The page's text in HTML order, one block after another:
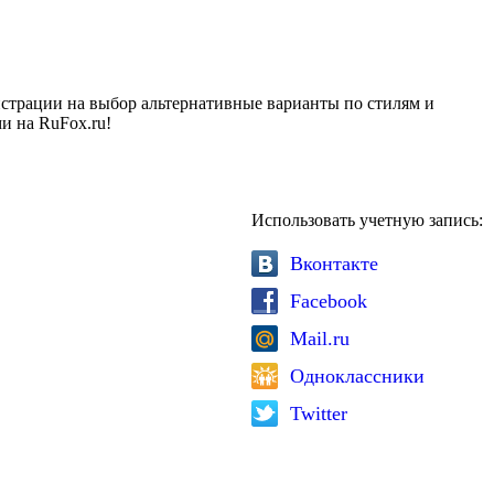
на выбор альтернативные варианты по стилям и
на RuFox.ru!
Использовать учетную запись:
Вконтакте
Facebook
Mail.ru
Одноклассники
Twitter